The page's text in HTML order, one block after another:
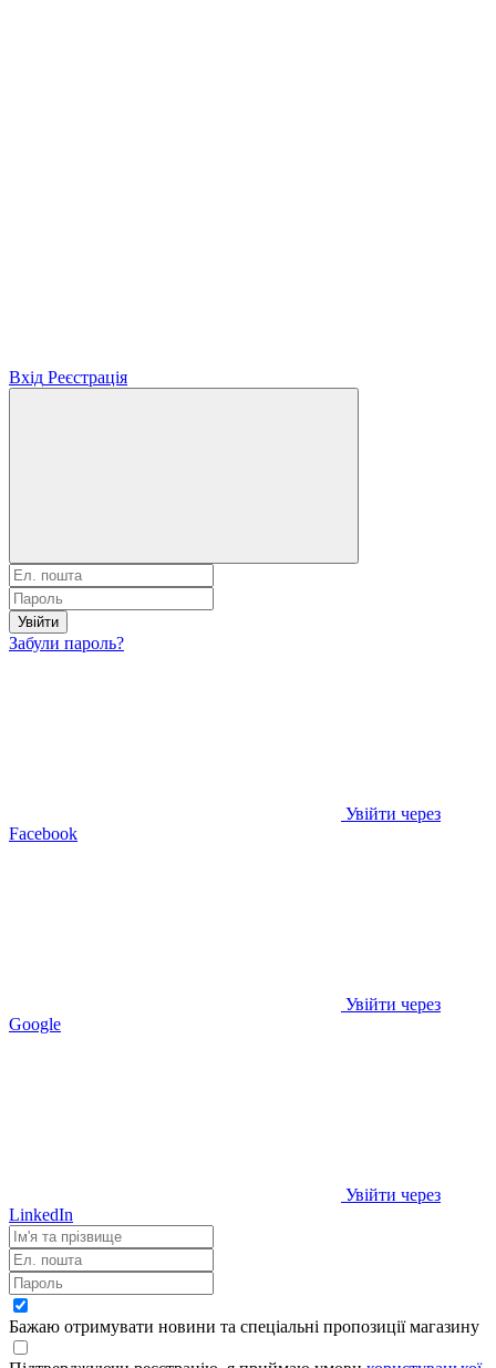
Вхід Реєстрація
Увійти
Забули пароль?
Увійти через
Facebook
Увійти через
Google
Увійти через
LinkedIn
Бажаю отримувати новини та спеціальні пропозиціїмагазину